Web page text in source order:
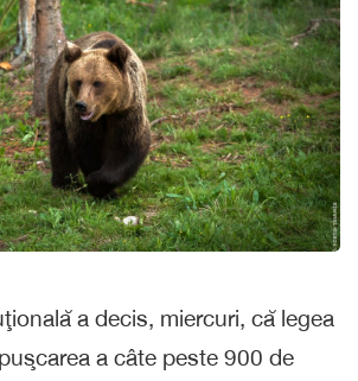
a decis, miercuri, că legea
a câte peste 900 de